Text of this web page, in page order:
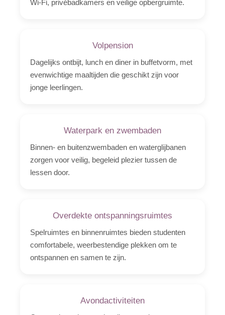
Wi-Fi, privébadkamers en veilige opbergruimte.
Volpension
Dagelijks ontbijt, lunch en diner in buffetvorm, met
evenwichtige maaltijden die geschikt zijn voor
jonge leerlingen.
Waterpark en zwembaden
Binnen- en buitenzwembaden en waterglijbanen
zorgen voor veilig, begeleid plezier tussen de
lessen door.
Overdekte ontspanningsruimtes
Spelruimtes en binnenruimtes bieden studenten
comfortabele, weerbestendige plekken om te
ontspannen en samen te zijn.
Avondactiviteiten